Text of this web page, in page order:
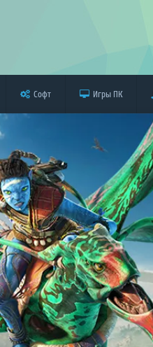
Софт Игры ПК